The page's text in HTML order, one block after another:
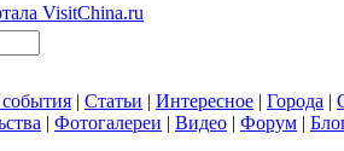
VisitChina.ru
| Статьи | Интересное | Города |
| Фотогалереи | Видео | Форум |